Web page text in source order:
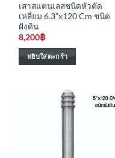
เสาสแตนเลสชนิดหัวตัด
เหลี่ยม 6.3”x120 Cm ชนิด
ฝังดิน
8,200฿
หยิบใส่ตะกร้า